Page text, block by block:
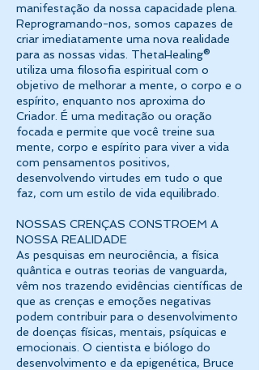
manifestação da nossa capacidade plena.
Reprogramando-nos, somos capazes de
criar imediatamente uma nova realidade
para as nossas vidas. ThetaHealing®
utiliza uma filosofia espiritual com o
objetivo de melhorar a mente, o corpo e o
espírito, enquanto nos aproxima do
Criador. É uma meditação ou oração
focada e permite que você treine sua
mente, corpo e espírito para viver a vida
com pensamentos positivos,
desenvolvendo virtudes em tudo o que
faz, com um estilo de vida equilibrado.
NOSSAS CRENÇAS CONSTROEM A
NOSSA REALIDADE
As pesquisas em neurociência, a física
quântica e outras teorias de vanguarda,
vêm nos trazendo evidências científicas de
que as crenças e emoções negativas
podem contribuir para o desenvolvimento
de doenças físicas, mentais, psíquicas e
emocionais. O cientista e biólogo do
desenvolvimento e da epigenética, Bruce